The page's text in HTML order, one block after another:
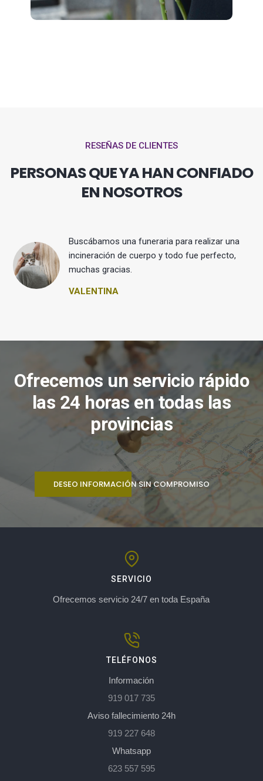
RESEÑAS DE CLIENTES
PERSONAS QUE YA HAN CONFIADO
EN NOSOTROS
Buscábamos una funeraria para realizar una
incineración de cuerpo y todo fue perfecto,
muchas gracias.
VALENTINA
Ofrecemos un servicio rápido
las 24 horas en todas las
provincias
DESEO INFORMACIÓN SIN COMPROMISO
SERVICIO
Ofrecemos servicio 24/7 en toda España
TELÉFONOS
Información
919 017 735
Aviso fallecimiento 24h
919 227 648
Whatsapp
623 557 595